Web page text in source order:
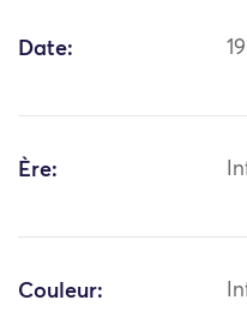
Date:
Ère:
Couleur: